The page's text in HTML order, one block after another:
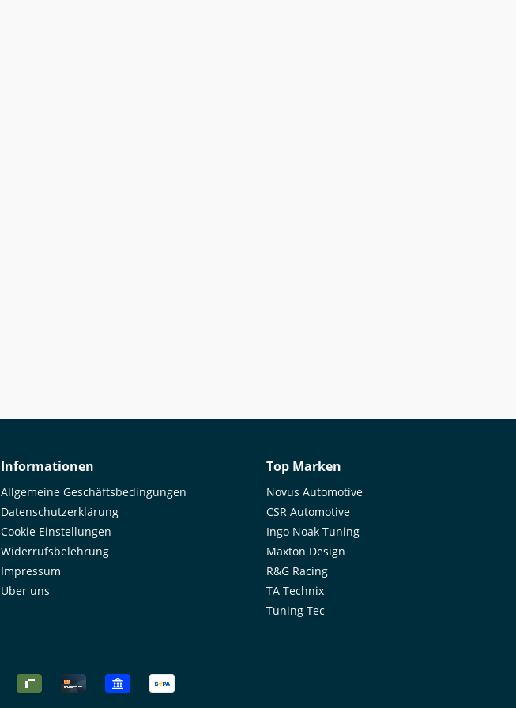
Informationen
Allgemeine Geschäftsbedingungen
Datenschutzerklärung
Cookie Einstellungen
Widerrufsbelehrung
Impressum
Über uns
Top Marken
Novus Automotive
CSR Automotive
Ingo Noak Tuning
Maxton Design
R&G Racing
TA Technix
Tuning Tec